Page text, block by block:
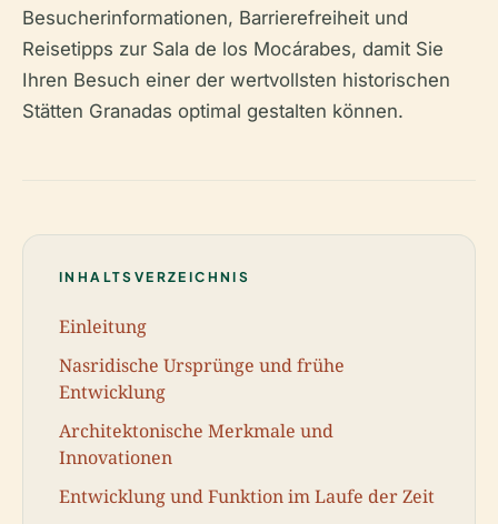
Besucherinformationen, Barrierefreiheit und
Reisetipps zur Sala de los Mocárabes, damit Sie
Ihren Besuch einer der wertvollsten historischen
Stätten Granadas optimal gestalten können.
INHALTSVERZEICHNIS
Einleitung
Nasridische Ursprünge und frühe
Entwicklung
Architektonische Merkmale und
Innovationen
Entwicklung und Funktion im Laufe der Zeit